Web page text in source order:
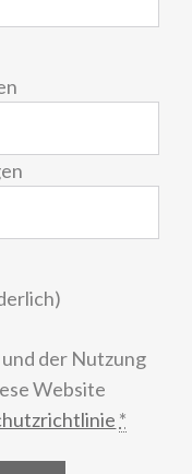
der Nutzung
Website
*